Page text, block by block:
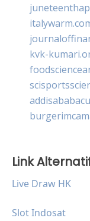
kvk-
Link
Live Draw HK
Slot Indosat